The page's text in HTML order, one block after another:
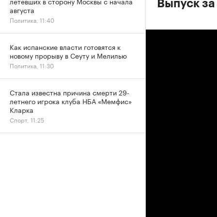
Выпуск
августа
Политика, 11:40
Как испанские власти готовятся к
новому прорыву в Сеуту и Мелилью
Политика, 11:30
Стала известна причина смерти 29-
летнего игрока клуба НБА «Мемфис»
Кларка
Спорт, 11:25